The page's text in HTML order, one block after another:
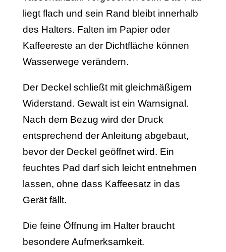
liegt flach und sein Rand bleibt innerhalb
des Halters. Falten im Papier oder
Kaffeereste an der Dichtfläche können
Wasserwege verändern.
Der Deckel schließt mit gleichmäßigem
Widerstand. Gewalt ist ein Warnsignal.
Nach dem Bezug wird der Druck
entsprechend der Anleitung abgebaut,
bevor der Deckel geöffnet wird. Ein
feuchtes Pad darf sich leicht entnehmen
lassen, ohne dass Kaffeesatz in das
Gerät fällt.
Die feine Öffnung im Halter braucht
besondere Aufmerksamkeit.